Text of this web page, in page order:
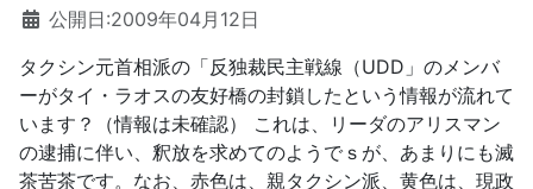
公開日:2009年04月12日
タクシン元首相派の「反独裁民主戦線（UDD」のメンバ
ーがタイ・ラオスの友好橋の封鎖したという情報が流れて
います？（情報は未確認） これは、リーダのアリスマン
の逮捕に伴い、釈放を求めてのようでｓが、あまりにも滅
茶苦茶です。なお、赤色は、親タクシン派、黄色は、現政